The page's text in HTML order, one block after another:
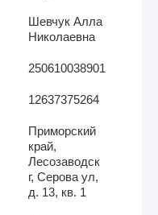
Шевчук Алла
Николаевна
250610038901
12637375264
Приморский
край,
Лесозаводск
г, Серова ул,
д. 13, кв. 1